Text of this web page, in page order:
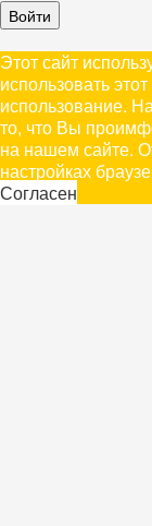
Войти
Этот сайт
использовать
использование.
то, что Вы
на нашем сайте.
настройках
Согласен